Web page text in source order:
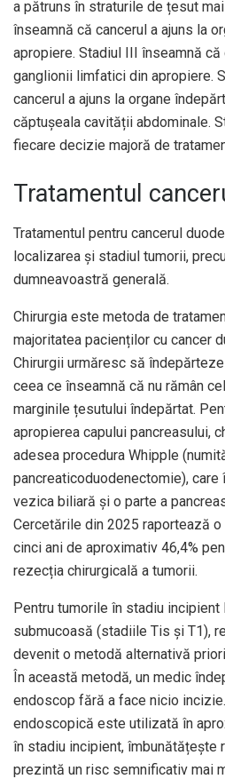
a pătruns în straturile de țesut mai
înseamnă că cancerul a ajuns la
apropiere. Stadiul III înseamnă
ganglionii limfatici din apropiere.
cancerul a ajuns la organe
căptușeala cavității abdominale.
fiecare decizie majoră de
Tratamentul
Tratamentul pentru cancerul
localizarea și stadiul tumorii,
dumneavoastră generală.
Chirurgia este metoda de
majoritatea pacienților cu cancer
Chirurgii urmăresc să
ceea ce înseamnă că nu rămân
marginile țesutului îndepărtat.
apropierea capului pancreasului,
adesea procedura Whipple
pancreaticoduodenectomie),
vezica biliară și o parte a
Cercetările din 2025 raportează
cinci ani de aproximativ 46,4%
rezecția chirurgicală a tumorii.
Pentru tumorile în stadiu
submucoasă (stadiile Tis și T1),
devenit o metodă alternativă
În această metodă, un medic
endoscop fără a face nicio
endoscopică este utilizată în
în stadiu incipient, îmbunătățește
prezintă un risc semnificativ mai